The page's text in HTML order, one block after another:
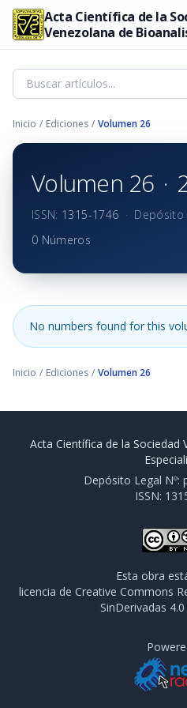
Acta Científica de la
Venezolana de
Especialistas
Inicio / Ediciones / Volumen 26
Volumen 26 ·
ISSN: 1315-1746 · Depósito
0 Números
No numbers found for this
Inicio / Ediciones / Volumen 26
Acta Científica de la Sociedad
Depósito Legal Nº:
ISSN:
Esta obra
licencia de Creative Commons
SinDerivadas